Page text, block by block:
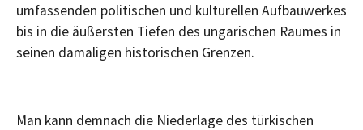
umfassenden politischen und kulturellen Aufbauwerkes
bis in die äußersten Tiefen des ungarischen Raumes in
seinen damaligen historischen Grenzen.
Man kann demnach die Niederlage des türkischen